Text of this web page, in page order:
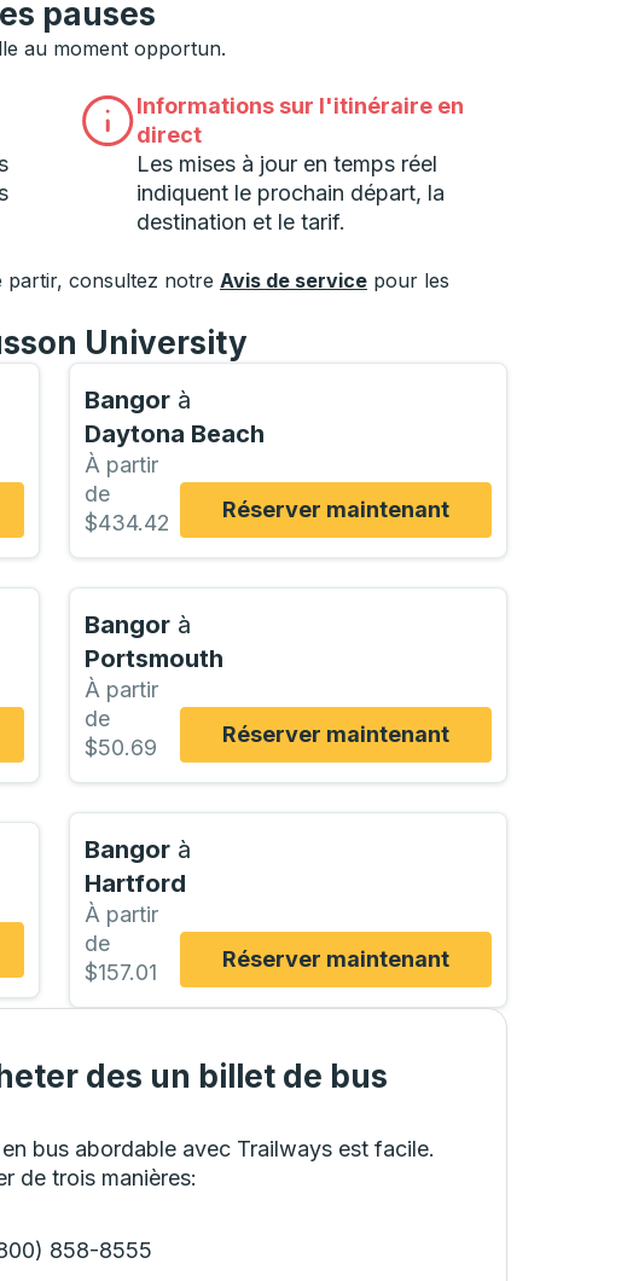
pauses
au moment opportun.
Informations sur l'itinéraire en
direct
Les mises à jour en temps réel
indiquent le prochain départ, la
destination et le tarif.
partir, consultez notre Avis de service pour les
University
Bangor à
Daytona Beach
À partir
de
$434.42
Réserver maintenant
Bangor à
Portsmouth
À partir
de
$50.69
Réserver maintenant
Bangor à
Hartford
À partir
de
$157.01
Réserver maintenant
des un billet de bus
bus abordable avec Trailways est facile.
de trois manières:
858-8555